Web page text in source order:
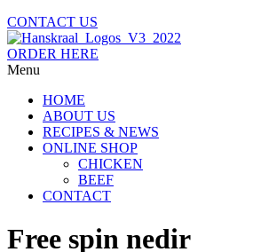
CONTACT US
ORDER HERE
Menu
HOME
ABOUT US
RECIPES & NEWS
ONLINE SHOP
CHICKEN
BEEF
CONTACT
Free spin nedir